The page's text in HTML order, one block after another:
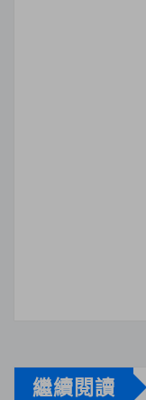
繼續閱讀